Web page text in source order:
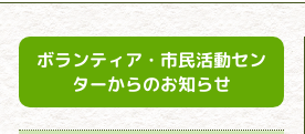
ボランティア・市民活動セン
ターからのお知らせ